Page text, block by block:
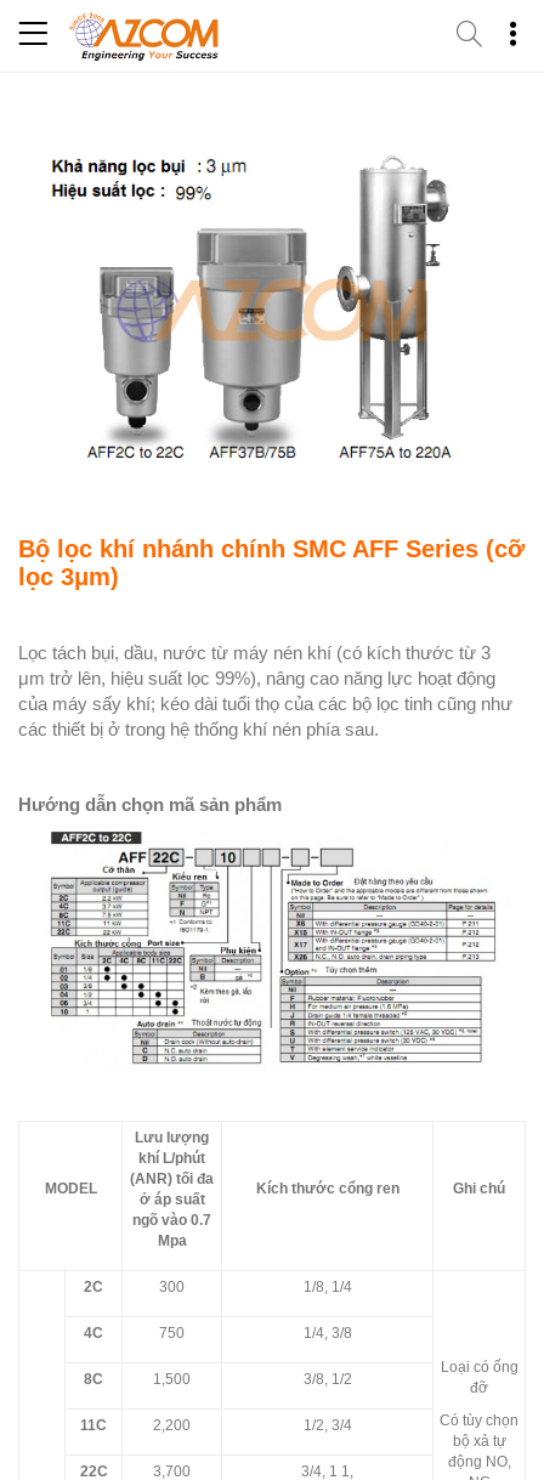
Bộ lọc khí nhánh chính SMC AFF Series (cỡ
lọc 3μm)
Lọc tách bụi, dầu, nước từ máy nén khí (có kích thước từ 3
μm trở lên, hiệu suất lọc 99%), nâng cao năng lực hoạt động
của máy sấy khí; kéo dài tuổi thọ của các bộ lọc tinh cũng như
các thiết bị ở trong hệ thống khí nén phía sau.
Hướng dẫn chọn mã sản phẩm
MODEL
Lưu lượng
khí L/phút
(ANR) tối đa
ở áp suất
ngõ vào 0.7
Mpa
Kích thước cổng ren Ghi chú
2C 300 1/8, 1/4
Loại có ống
đỡ
Có tùy chọn
bộ xả tự
động NO,
4C 750 1/4, 3/8
8C 1,500 3/8, 1/2
11C 2,200 1/2, 3/4
22C 3,700 3/4, 1 1,